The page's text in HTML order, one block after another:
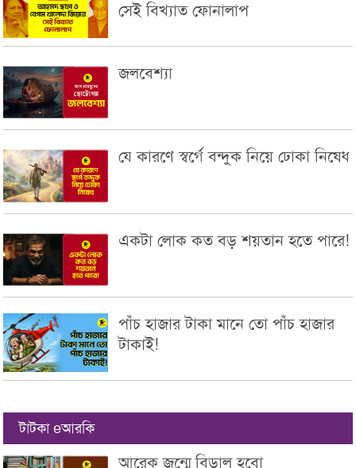
সেই বিখ্যাত ফোনালাপ
জলবেশ্যা
যে কারণে স্বর্গে বন্দুক নিয়ে ঢোকা নিষেধ
একটা লোক কত বড় শয়তান হতে পারে!
পাঁচ হাজার টাকা মানে তো পাঁচ হাজার
টাকাই!
টাটকা eআরকি
আরেক জন্মে বিড়াল হবো